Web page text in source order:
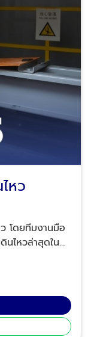
หว
โดยทีมงานมือ
ให้ลิฟต์ของคุณ
ความปลอดภัย
พร้อมให้
ดยเฉพาะ เพื่อ
2568 การ